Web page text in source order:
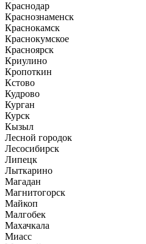
Краснодар
Краснознаменск
Краснокамск
Краснокумское
Красноярск
Криулино
Кропоткин
Кстово
Кудрово
Курган
Курск
Кызыл
Лесной городок
Лесосибирск
Липецк
Лыткарино
Магадан
Магнитогорск
Майкоп
Малгобек
Махачкала
Миасс